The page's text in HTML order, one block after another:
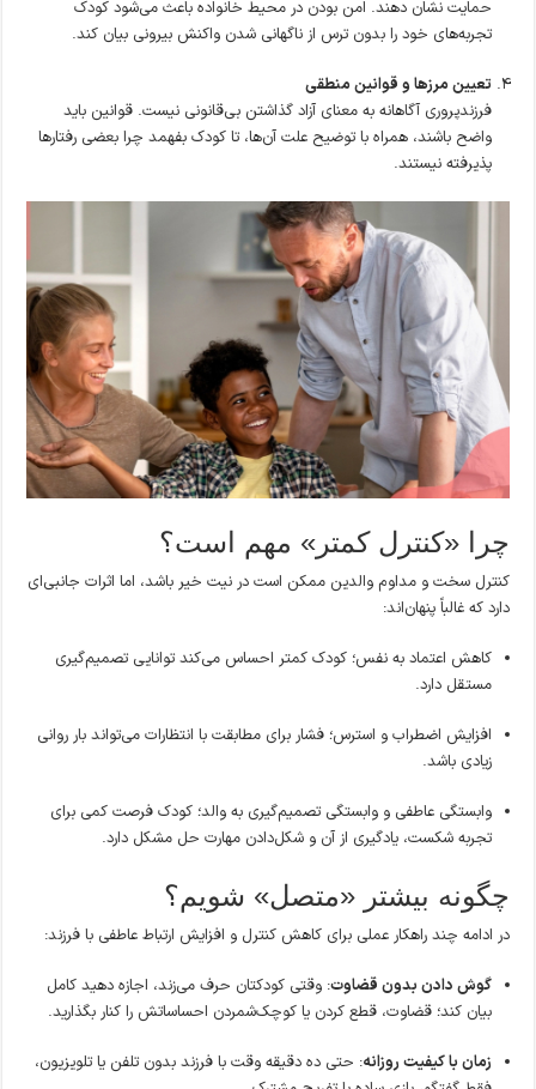
حمایت نشان دهند. امن بودن در محیط خانواده باعث می‌شود کودک
تجربه‌های خود را بدون ترس از ناگهانی شدن واکنش بیرونی بیان کند.
تعیین مرزها و قوانین منطقی
فرزندپروری آگاهانه به معنای آزاد گذاشتن بی‌قانونی نیست. قوانین باید
واضح باشند، همراه با توضیح علت آن‌ها، تا کودک بفهمد چرا بعضی رفتارها
پذیرفته نیستند.
چرا «کنترل کمتر» مهم است؟
کنترل سخت و مداوم والدین ممکن است در نیت خیر باشد، اما اثرات جانبی‌ای
دارد که غالباً پنهان‌اند:
کاهش اعتماد به نفس؛ کودک کمتر احساس می‌کند توانایی تصمیم‌گیری
مستقل دارد.
افزایش اضطراب و استرس؛ فشار برای مطابقت با انتظارات می‌تواند بار روانی
زیادی باشد.
وابستگی عاطفی و وابستگی تصمیم‌گیری به والد؛ کودک فرصت کمی برای
تجربه شکست، یادگیری از آن و شکل‌دادن مهارت حل مشکل دارد.
چگونه بیشتر «متصل» شویم؟
در ادامه چند راهکار عملی برای کاهش کنترل و افزایش ارتباط عاطفی با فرزند:
گوش دادن بدون قضاوت: وقتی کودکتان حرف می‌زند، اجازه دهید کامل
بیان کند؛ قضاوت، قطع کردن یا کوچک‌شمردن احساساتش را کنار بگذارید.
زمان با کیفیت روزانه: حتی ده دقیقه وقت با فرزند بدون تلفن یا تلویزیون،